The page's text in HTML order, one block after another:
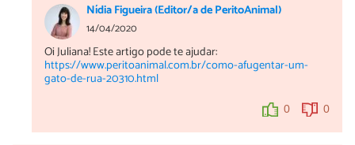
Nídia Figueira (Editor/a de PeritoAnimal)
14/04/2020
Oi Juliana! Este artigo pode te ajudar:
https://www.peritoanimal.com.br/como-afugentar-um-
gato-de-rua-20310.html
0 0